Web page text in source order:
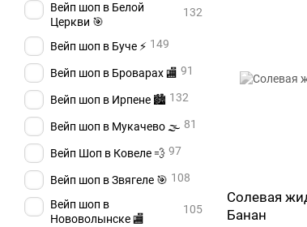
Солевая
Банан
Вейп шоп в Белой
Церкви 🎯
132
Вейп шоп в Буче ⚡ 149
Вейп шоп в Броварах 🏬 91
Вейп шоп в Ирпене 🏙️ 132
Вейп шоп в Мукачево 🌫️ 81
Вейп Шоп в Ковеле 💨 97
Вейп шоп в Звягеле 🎯 108
Вейп шоп в
Нововолынске 🏬
105